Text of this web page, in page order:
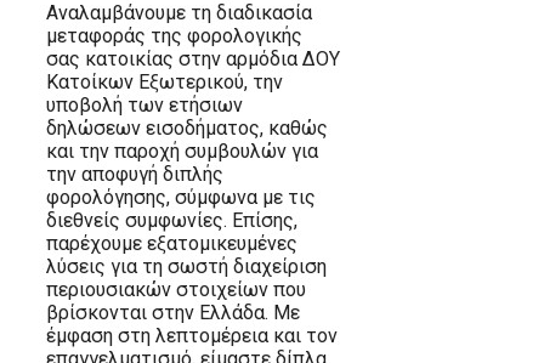
Αναλαμβάνουμε τη διαδικασία
μεταφοράς της φορολογικής
σας κατοικίας στην αρμόδια ΔΟΥ
Κατοίκων Εξωτερικού, την
υποβολή των ετήσιων
δηλώσεων εισοδήματος, καθώς
και την παροχή συμβουλών για
την αποφυγή διπλής
φορολόγησης, σύμφωνα με τις
διεθνείς συμφωνίες. Επίσης,
παρέχουμε εξατομικευμένες
λύσεις για τη σωστή διαχείριση
περιουσιακών στοιχείων που
βρίσκονται στην Ελλάδα. Με
έμφαση στη λεπτομέρεια και τον